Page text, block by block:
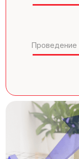
Проведение